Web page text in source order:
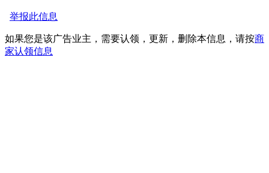
举报此信息
如果您是该广告业主，需要认领，更新，删除本信息，请按商
家认领信息